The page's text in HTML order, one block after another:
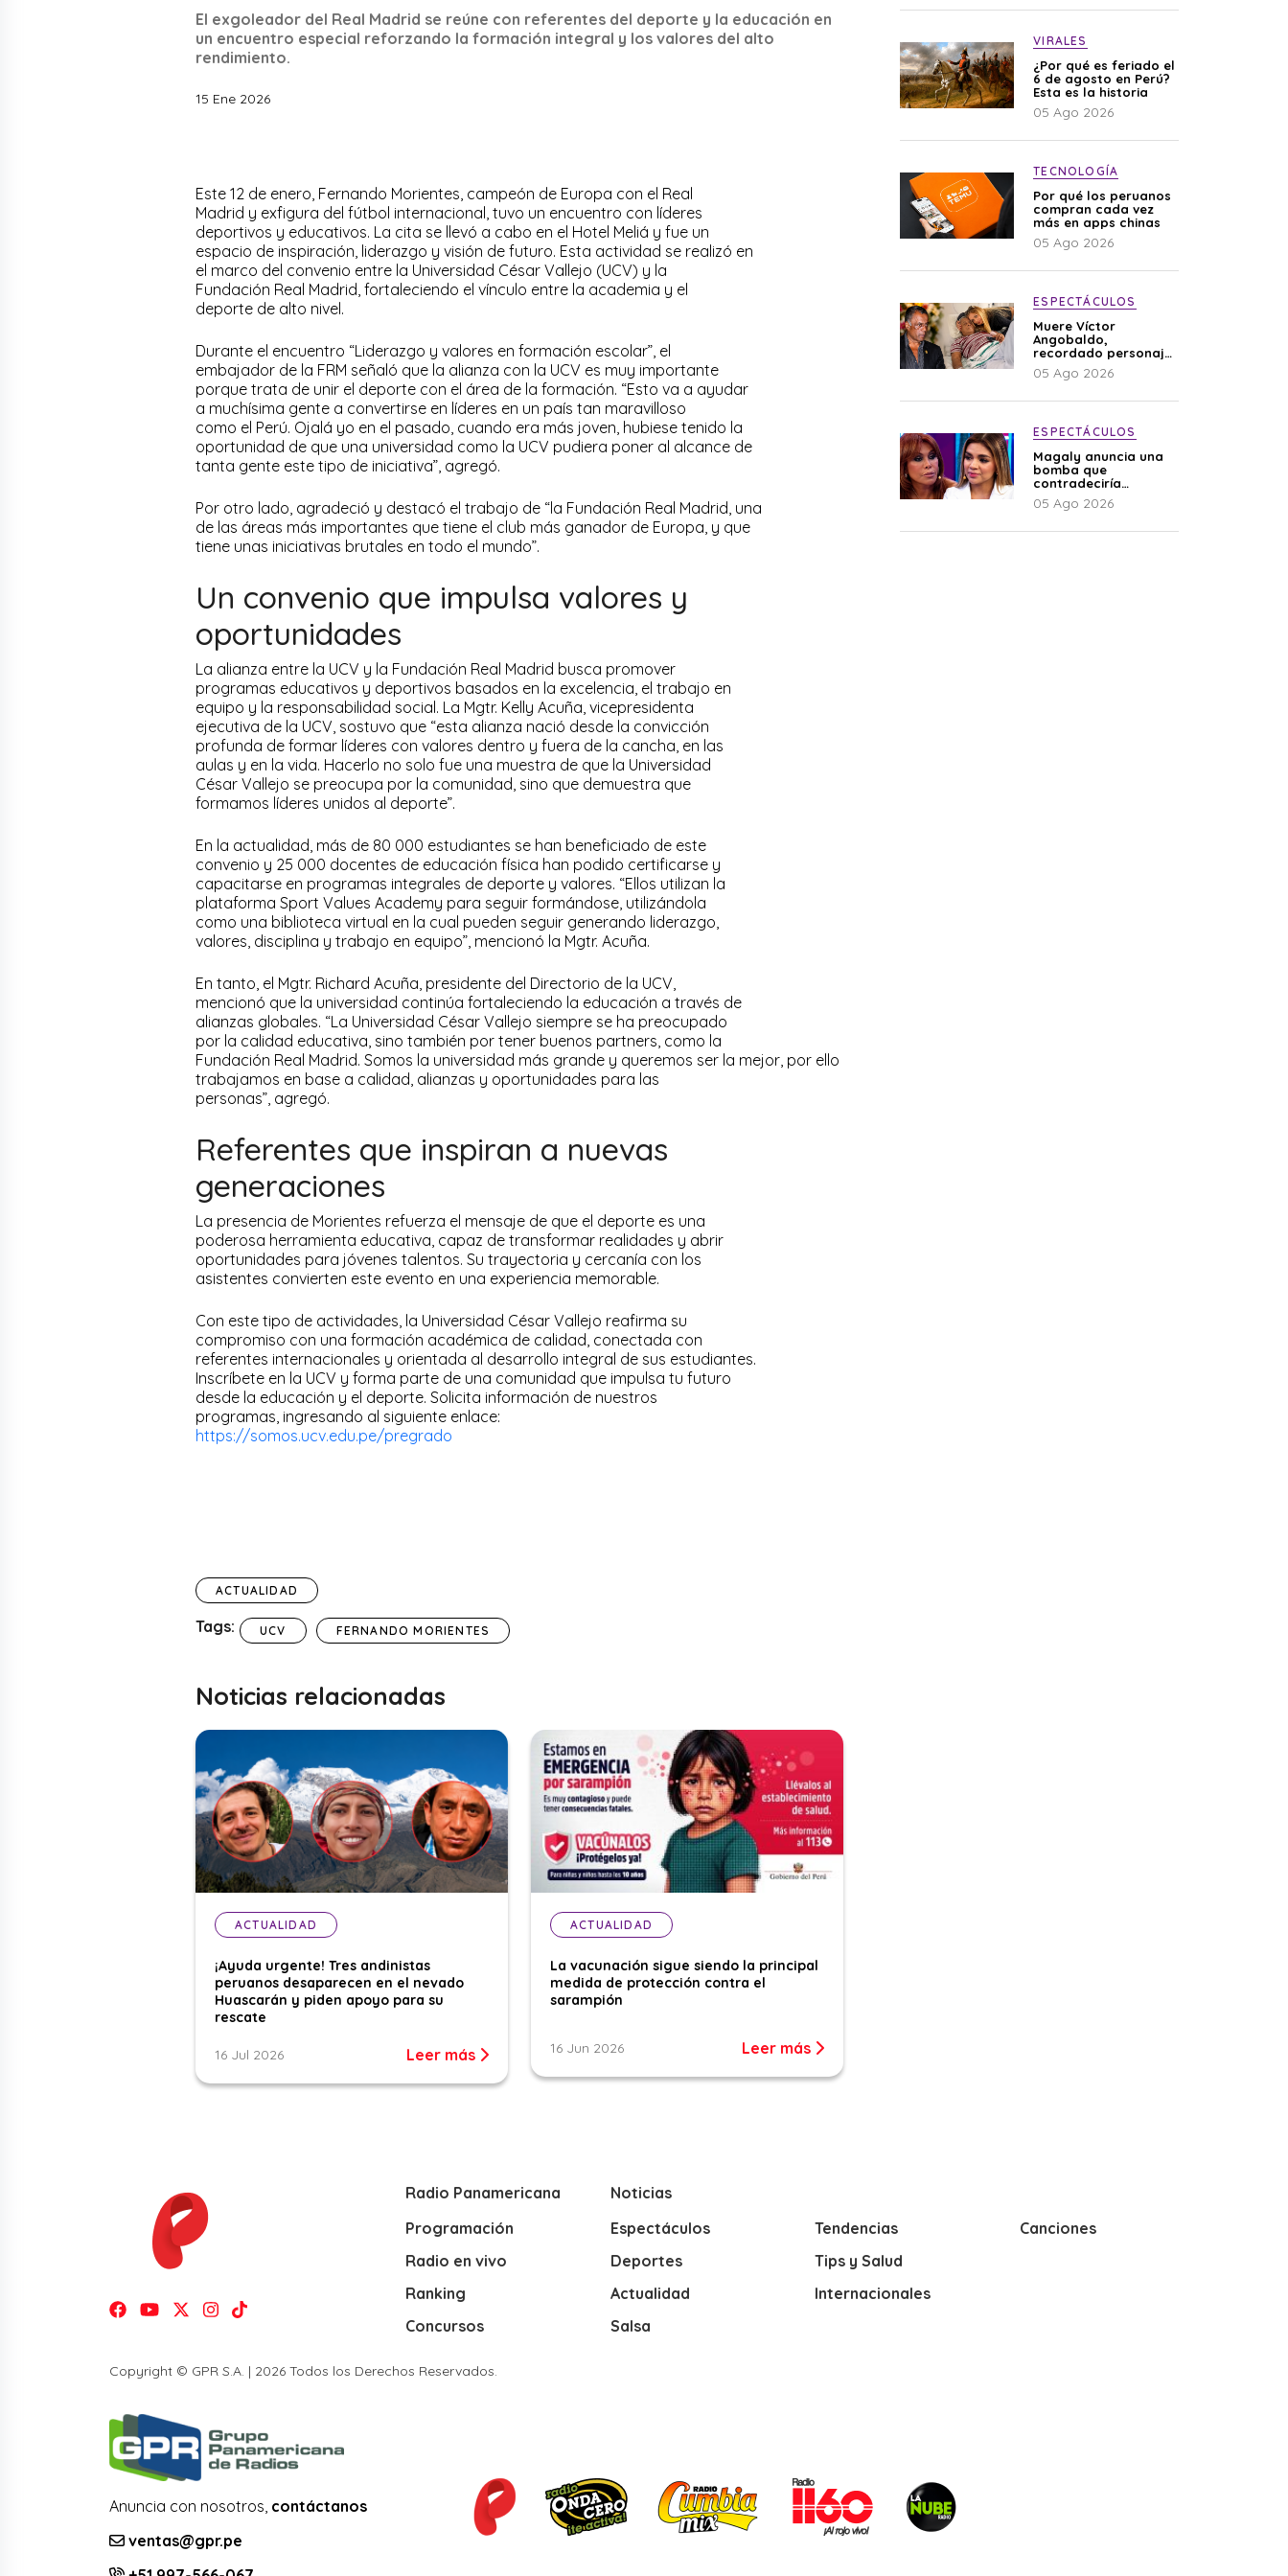
El exgoleador del Real Madrid se reúne con referentes del deporte y la educación en
un encuentro especial reforzando la formación integral y los valores del alto
rendimiento.
15 Ene 2026
Este 12 de enero, Fernando Morientes, campeón de Europa con el Real
Madrid y exfigura del fútbol internacional, tuvo un encuentro con líderes
deportivos y educativos. La cita se llevó a cabo en el Hotel Meliá y fue un
espacio de inspiración, liderazgo y visión de futuro. Esta actividad se realizó en
el marco del convenio entre la Universidad César Vallejo (UCV) y la
Fundación Real Madrid, fortaleciendo el vínculo entre la academia y el
deporte de alto nivel.
Durante el encuentro “Liderazgo y valores en formación escolar”, el
embajador de la FRM señaló que la alianza con la UCV es muy importante
porque trata de unir el deporte con el área de la formación. “Esto va a ayudar
a muchísima gente a convertirse en líderes en un país tan maravilloso
como el Perú. Ojalá yo en el pasado, cuando era más joven, hubiese tenido la
oportunidad de que una universidad como la UCV pudiera poner al alcance de
tanta gente este tipo de iniciativa”, agregó.
Por otro lado, agradeció y destacó el trabajo de “la Fundación Real Madrid, una
de las áreas más importantes que tiene el club más ganador de Europa, y que
tiene unas iniciativas brutales en todo el mundo”.
Un convenio que impulsa valores y
oportunidades
La alianza entre la UCV y la Fundación Real Madrid busca promover
programas educativos y deportivos basados en la excelencia, el trabajo en
equipo y la responsabilidad social. La Mgtr. Kelly Acuña, vicepresidenta
ejecutiva de la UCV, sostuvo que “esta alianza nació desde la convicción
profunda de formar líderes con valores dentro y fuera de la cancha, en las
aulas y en la vida. Hacerlo no solo fue una muestra de que la Universidad
César Vallejo se preocupa por la comunidad, sino que demuestra que
formamos líderes unidos al deporte”.
En la actualidad, más de 80 000 estudiantes se han beneficiado de este
convenio y 25 000 docentes de educación física han podido certificarse y
capacitarse en programas integrales de deporte y valores. “Ellos utilizan la
plataforma Sport Values Academy para seguir formándose, utilizándola
como una biblioteca virtual en la cual pueden seguir generando liderazgo,
valores, disciplina y trabajo en equipo”, mencionó la Mgtr. Acuña.
En tanto, el Mgtr. Richard Acuña, presidente del Directorio de la UCV,
mencionó que la universidad continúa fortaleciendo la educación a través de
alianzas globales. “La Universidad César Vallejo siempre se ha preocupado
por la calidad educativa, sino también por tener buenos partners, como la
Fundación Real Madrid. Somos la universidad más grande y queremos ser la mejor, por ello
trabajamos en base a calidad, alianzas y oportunidades para las
personas”, agregó.
Referentes que inspiran a nuevas
generaciones
La presencia de Morientes refuerza el mensaje de que el deporte es una
poderosa herramienta educativa, capaz de transformar realidades y abrir
oportunidades para jóvenes talentos. Su trayectoria y cercanía con los
asistentes convierten este evento en una experiencia memorable.
Con este tipo de actividades, la Universidad César Vallejo reafirma su
compromiso con una formación académica de calidad, conectada con
referentes internacionales y orientada al desarrollo integral de sus estudiantes.
Inscríbete en la UCV y forma parte de una comunidad que impulsa tu futuro
desde la educación y el deporte. Solicita información de nuestros
programas, ingresando al siguiente enlace:
https://somos.ucv.edu.pe/pregrado
ACTUALIDAD
Tags: UCV FERNANDO MORIENTES
Noticias relacionadas
ACTUALIDAD
¡Ayuda urgente! Tres andinistas
peruanos desaparecen en el nevado
Huascarán y piden apoyo para su
rescate
16 Jul 2026 Leer más
ACTUALIDAD
La vacunación sigue siendo la principal
medida de protección contra el
sarampión
16 Jun 2026 Leer más
VIRALES
¿Por qué es feriado el
6 de agosto en Perú?
Esta es la historia
05 Ago 2026
TECNOLOGÍA
Por qué los peruanos
compran cada vez
más en apps chinas
05 Ago 2026
ESPECTÁCULOS
Muere Víctor
Angobaldo,
recordado personaje
de la farándula y
expareja de Shirley
05 Ago 2026
ESPECTÁCULOS
Magaly anuncia una
bomba que
contradeciría
comunicado de La
Bella Luz: “Hay un
05 Ago 2026
Radio Panamericana
Programación
Radio en vivo
Ranking
Concursos
Noticias
Espectáculos
Deportes
Actualidad
Salsa
Tendencias
Tips y Salud
Internacionales
Canciones
Copyright © GPR S.A. | 2026 Todos los Derechos Reservados.
Anuncia con nosotros, contáctanos
ventas@gpr.pe